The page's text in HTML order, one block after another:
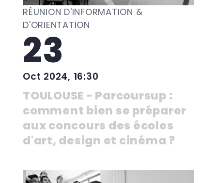
RÉUNION D'INFORMATION &
D'ORIENTATION
23
Oct 2024, 16:30
TOULOUSE - Parcoursup :
comment bien se préparer
aux concours des écoles
d'art, design et cinéma ?